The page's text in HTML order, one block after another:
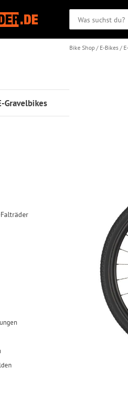
Gravelbikes
Bike Shop E-Bikes